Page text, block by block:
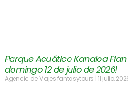
Parque Acuático Kanaloa
domingo 12 de julio de 2026!
Agencia de Viajes fantasytours 11 julio,